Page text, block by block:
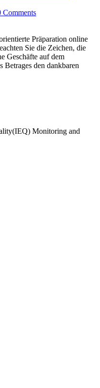
Comments
Präparation online
Sie die Zeichen, die
Geschäfte auf dem
Betrages den dankbaren
Monitoring and